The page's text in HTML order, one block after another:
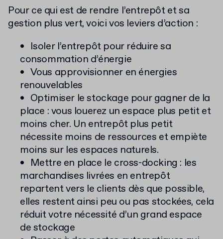
Pour ce qui est de rendre l’entrepôt et sa
gestion plus vert, voici vos leviers d’action :
Isoler l’entrepôt pour réduire sa
consommation d’énergie
Vous approvisionner en énergies
renouvelables
Optimiser le stockage pour gagner de la
place : vous louerez un espace plus petit et
moins cher. Un entrepôt plus petit
nécessite moins de ressources et empiète
moins sur les espaces naturels.
Mettre en place le cross-docking : les
marchandises livrées en entrepôt
repartent vers le clients dès que possible,
elles restent ainsi peu ou pas stockées, cela
réduit votre nécessité d’un grand espace
de stockage